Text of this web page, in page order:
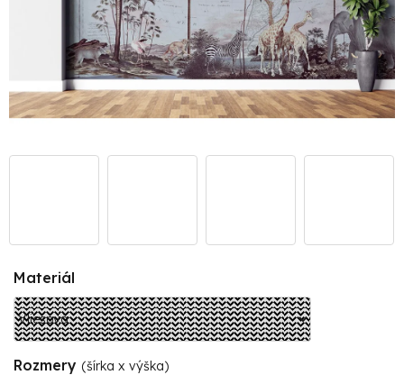
Materiál
Rozmery (šírka x výška)